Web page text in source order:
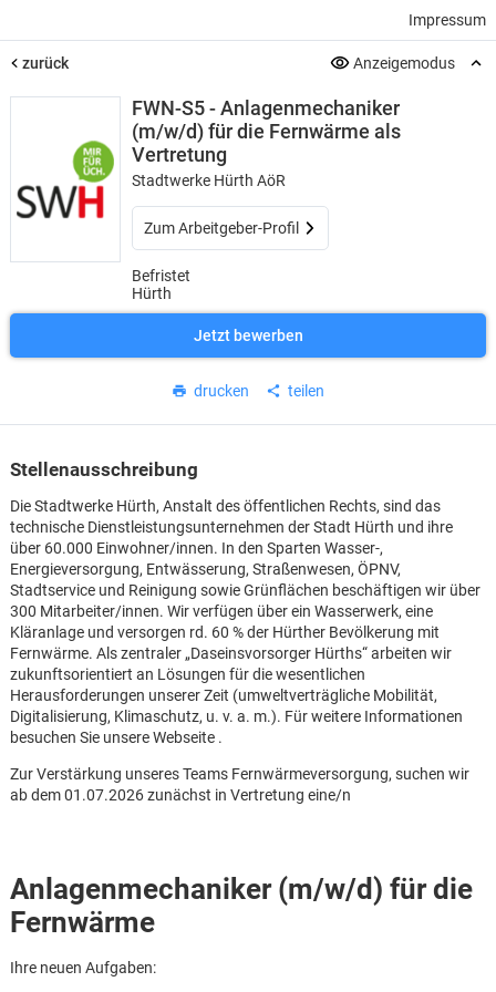
Impressum
zurück Anzeigemodus
FWN-S5 - Anlagenmechaniker
(m/w/d) für die Fernwärme als
Vertretung
Stadtwerke Hürth AöR
Zum Arbeitgeber-Profil
Befristet
Hürth
Jetzt bewerben
drucken teilen
Stellenausschreibung
Die Stadtwerke Hürth, Anstalt des öffentlichen Rechts, sind das
technische Dienstleistungsunternehmen der Stadt Hürth und ihre
über 60.000 Einwohner/innen. In den Sparten Wasser-,
Energieversorgung, Entwässerung, Straßenwesen, ÖPNV,
Stadtservice und Reinigung sowie Grünflächen beschäftigen wir über
300 Mitarbeiter/innen. Wir verfügen über ein Wasserwerk, eine
Kläranlage und versorgen rd. 60 % der Hürther Bevölkerung mit
Fernwärme. Als zentraler „Daseinsvorsorger Hürths“ arbeiten wir
zukunftsorientiert an Lösungen für die wesentlichen
Herausforderungen unserer Zeit (umweltverträgliche Mobilität,
Digitalisierung, Klimaschutz, u. v. a. m.). Für weitere Informationen
besuchen Sie unsere Webseite .
Zur Verstärkung unseres Teams Fernwärmeversorgung, suchen wir
ab dem 01.07.2026 zunächst in Vertretung eine/n
Anlagenmechaniker (m/w/d) für die
Fernwärme
Ihre neuen Aufgaben: